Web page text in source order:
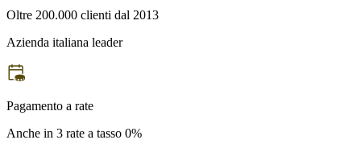
Oltre 200.000 clienti dal 2013
Azienda italiana leader
Pagamento a rate
Anche in 3 rate a tasso 0%